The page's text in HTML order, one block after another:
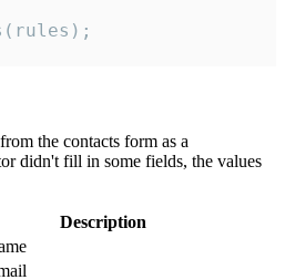
the contacts form as a
didn't fill in some fields, the values
Description